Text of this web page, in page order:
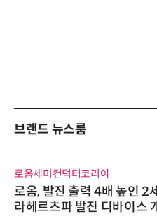
브랜드 뉴스룸
로옴세미컨덕터코리아
로옴, 발진 출력 4배 높인 2
라헤르츠파 발진 디바이스